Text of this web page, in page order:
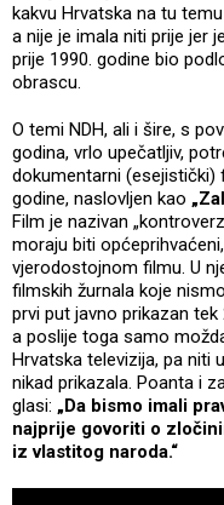
kakvu Hrvatska na tu
a nije je imala niti prije jer
prije 1990. godine bio
obrascu.
O temi NDH, ali i šire, s
godina, vrlo upečatljiv,
dokumentarni (esejistički)
godine, naslovljen kao
Film je nazivan
moraju biti
vjerodostojnom filmu. U
filmskih žurnala koje
prvi put javno prikazan
a poslije toga samo
Hrvatska televizija, pa niti
nikad prikazala. Poanta i
glasi: „Da bismo imali
najprije govoriti o
iz vlastitog naroda.“